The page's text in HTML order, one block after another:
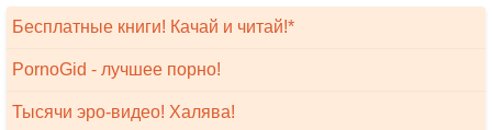
Бесплатные книги! Качай и читай!*
PornoGid - лучшее порно!
Тысячи эро-видео! Халява!